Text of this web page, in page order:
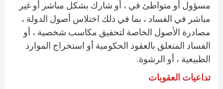
مسؤول أو متواطئ في ، أو شارك بشكل مباشر أو غير
مباشر في الفساد ، بما في ذلك اختلاس أصول الدولة ،
مصادرة الأصول الخاصة لتحقيق مكاسب شخصية ، أو
الفساد المتعلق بالعقود الحكومية أو استخراج الموارد
الطبيعية ، أو الرشوة.
تداعيات العقوبات